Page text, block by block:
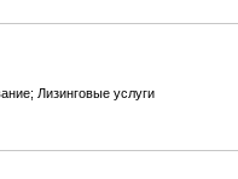
Лизинговые услуги